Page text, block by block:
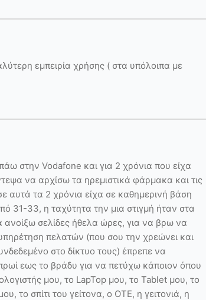
εμπειρία χρήσης ( στα υπόλοιπα με
στην Vodafone και για 2 χρόνια που είχα
να αρχίσω τα ηρεμιστικά φάρμακα και τις
αυτά τα 2 χρόνια είχα σε καθημερινή βάση
31-33, η ταχύτητα την μια στιγμή ήταν στα
σελίδες ήθελα ώρες, για να βρω να
πελατών (που σου την χρεώνει και
στο δίκτυο τους) έπρεπε να
εως το βράδυ για να πετύχω κάποιον όπου
μου, το LapTop μου, το Tablet μου, το
το σπίτι του γείτονα, ο ΟΤΕ, η γειτονιά, η